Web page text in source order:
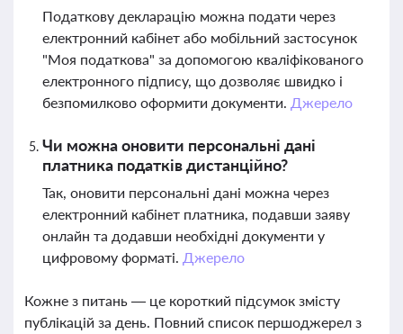
Податкову декларацію можна подати через
електронний кабінет або мобільний застосунок
"Моя податкова" за допомогою кваліфікованого
електронного підпису, що дозволяє швидко і
безпомилково оформити документи. Джерело
Чи можна оновити персональні дані
платника податків дистанційно?
Так, оновити персональні дані можна через
електронний кабінет платника, подавши заяву
онлайн та додавши необхідні документи у
цифровому форматі. Джерело
Кожне з питань — це короткий підсумок змісту
публікацій за день. Повний список першоджерел з